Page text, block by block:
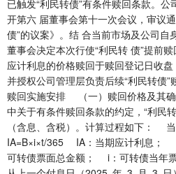
已触发“利民转债”有条件赎回条款。
开第六 届董事会第十一次会议，审议
债”的议案》。结 合当前市场及公司自
董事会决定本次行使“利民转 债”提前
应计利息的价格赎回于赎回登记日收盘
并授权公司管理层负责后续“利民转债
赎回实施安排 （一）赎回价格及其
中关于有条件赎回条款的约定，“利民
（含息、含税）。计算过程如下：
IA=B×i×t/365 IA：当期应计利息；
可转债票面总金额； i：可转债当年